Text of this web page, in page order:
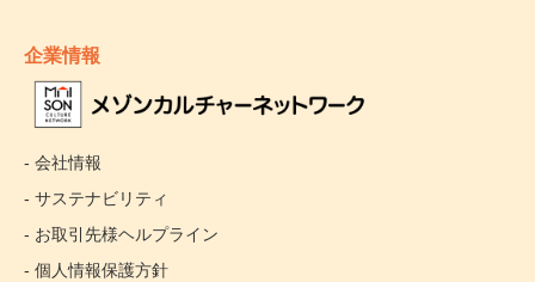
企業情報
- 会社情報
- サステナビリティ
- お取引先様ヘルプライン
- 個人情報保護方針